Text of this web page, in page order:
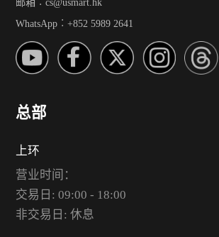
WhatsApp︰+852 5989 2641
总部
上环
营业时间：
交易日: 09:00 - 18:00
非交易日: 休息